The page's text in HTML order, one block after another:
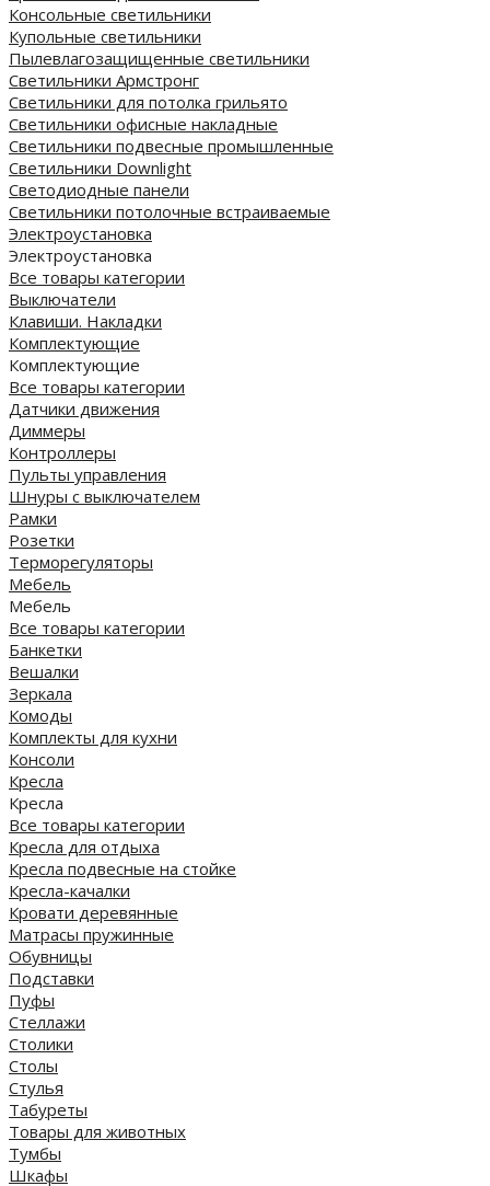
Консольные светильники
Купольные светильники
Пылевлагозащищенные светильники
Светильники Армстронг
Светильники для потолка грильято
Светильники офисные накладные
Светильники подвесные промышленные
Светильники Downlight
Светодиодные панели
Cветильники потолочные встраиваемые
Электроустановка
Электроустановка
Все товары категории
Выключатели
Клавиши. Накладки
Комплектующие
Комплектующие
Все товары категории
Датчики движения
Диммеры
Контроллеры
Пульты управления
Шнуры с выключателем
Рамки
Розетки
Терморегуляторы
Мебель
Мебель
Все товары категории
Банкетки
Вешалки
Зеркала
Комоды
Комплекты для кухни
Консоли
Кресла
Кресла
Все товары категории
Кресла для отдыха
Кресла подвесные на стойке
Кресла-качалки
Кровати деревянные
Матрасы пружинные
Обувницы
Подставки
Пуфы
Стеллажи
Столики
Столы
Стулья
Табуреты
Товары для животных
Тумбы
Шкафы